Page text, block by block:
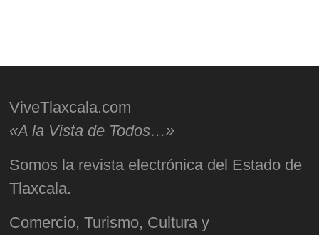
ViveTlaxcala.com
«A la Vista de Todos…»
Somos la revista electrónica del Estado de
Tlaxcala.
Comercio, Turismo, Cultura y